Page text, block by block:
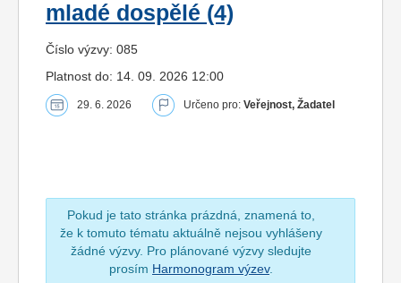
mladé dospělé (4)
Číslo výzvy: 085
Platnost do: 14. 09. 2026 12:00
29. 6. 2026 Určeno pro: Veřejnost, Žadatel
Pokud je tato stránka prázdná, znamená to,
že k tomuto tématu aktuálně nejsou vyhlášeny
žádné výzvy. Pro plánované výzvy sledujte
prosím Harmonogram výzev.